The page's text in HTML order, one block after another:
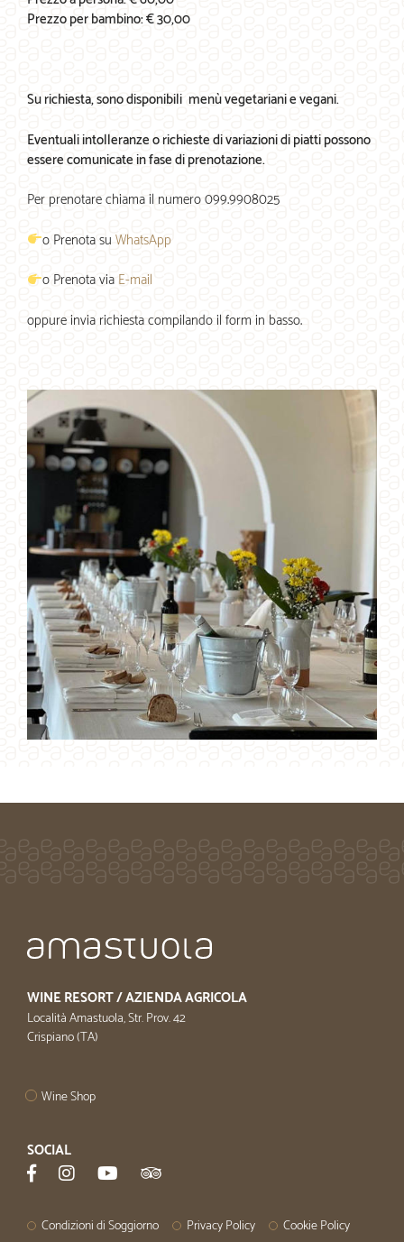
Prezzo per bambino: € 30,00
Su richiesta, sono disponibili menù vegetariani e vegani.
Eventuali intolleranze o richieste di variazioni di piatti possono
essere comunicate in fase di prenotazione.
Per prenotare chiama il numero 099.9908025
o Prenota suWhatsApp
o Prenota via E-mail
oppure invia richiesta compilando il form in basso.
WINE RESORT / AZIENDA AGRICOLA
Località Amastuola, Str. Prov. 42
Crispiano (TA)
Wine Shop
SOCIAL
Condizioni di Soggiorno Privacy Policy Cookie Policy